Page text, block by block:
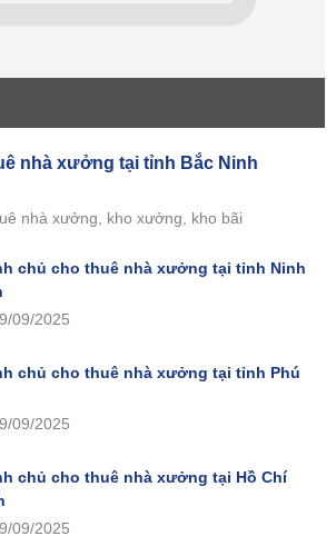
nhà xưởng tại tỉnh Bắc Ninh
nhà xưởng, kho xưởng, kho bãi
chủ cho thuê nhà xưởng tại tỉnh Ninh
09/2025
chủ cho thuê nhà xưởng tại tỉnh Phú
09/2025
chủ cho thuê nhà xưởng tại Hồ Chí
09/2025